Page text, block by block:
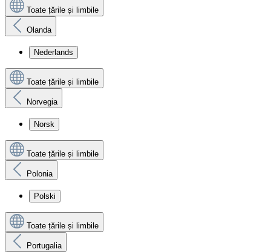
Toate țările și limbile
Olanda
Nederlands
Toate țările și limbile
Norvegia
Norsk
Toate țările și limbile
Polonia
Polski
Toate țările și limbile
Portugalia